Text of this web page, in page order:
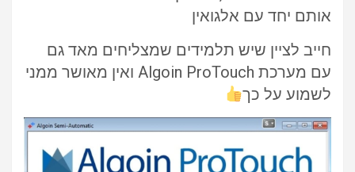
אותם יחד עם אלגואין
חייב לציין שיש תלמידים שמצליחים מאד גם
עם מערכת Algoin ProTouch ואין מאושר ממני
לשמוע על כך